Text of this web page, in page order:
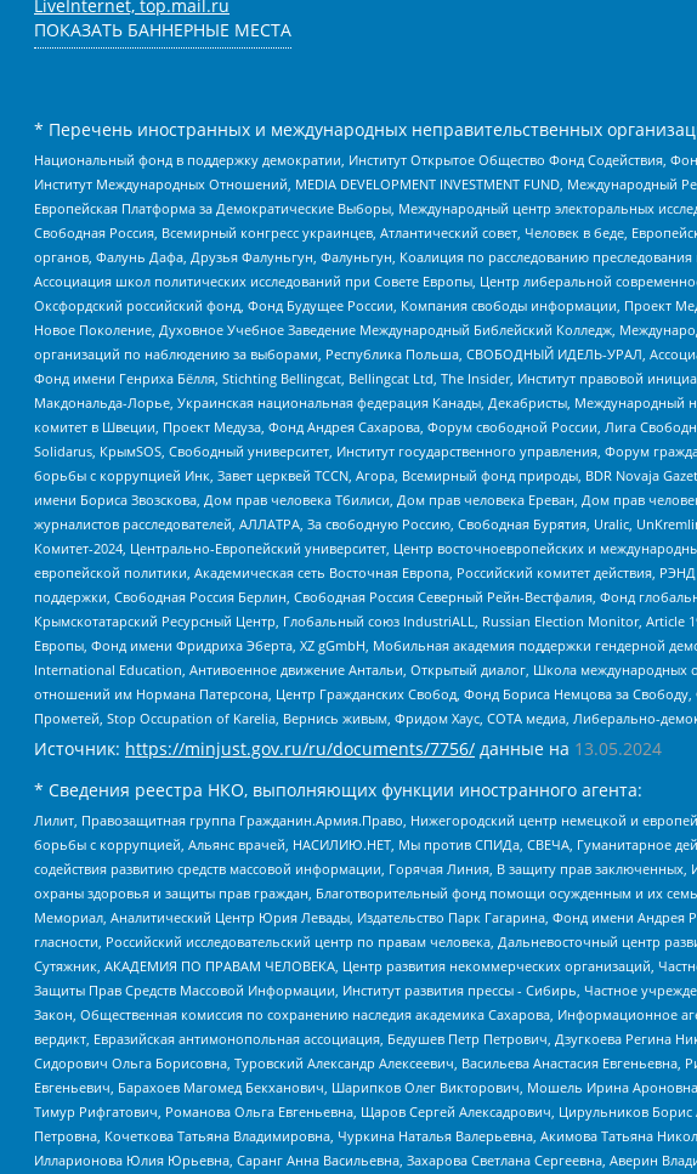
LiveInternet, top.mail.ru
ПОКАЗАТЬ БАННЕРНЫЕ МЕСТА
* Перечень иностранных и международных неправительственных
Национальный фонд в поддержку демократии, Институт Открытое Общество Фонд Содействия,
Институт Международных Отношений, MEDIA DEVELOPMENT INVESTMENT FUND, Международный
Европейская Платформа за Демократические Выборы, Международный центр электоральных
Свободная Россия, Всемирный конгресс украинцев, Атлантический совет, Человек в беде,
органов, Фалунь Дафа, Друзья Фалуньгун, Фалуньгун, Коалиция по расследованию
Ассоциация школ политических исследований при Совете Европы, Центр либеральной
Оксфордский российский фонд, Фонд Будущее России, Компания свободы информации, Проект
Новое Поколение, Духовное Учебное Заведение Международный Библейский Колледж,
организаций по наблюдению за выборами, Республика Польша, СВОБОДНЫЙ ИДЕЛЬ-УРАЛ,
Фонд имени Генриха Бёлля, Stichting Bellingcat, Bellingcat Ltd, The Insider, Институт правовой
Макдональда-Лорье, Украинская национальная федерация Канады, Декабристы, Международный
комитет в Швеции, Проект Медуза, Фонд Андрея Сахарова, Форум свободной России, Лига
Solidarus, КрымSOS, Свободный университет, Институт государственного управления, Форум
борьбы с коррупцией Инк, Завет церквей TCCN, Агора, Всемирный фонд природы, BDR Novaja
имени Бориса Звозскова, Дом прав человека Тбилиси, Дом прав человека Ереван, Дом прав
журналистов расследователей, АЛЛАТРА, За свободную Россию, Свободная Бурятия, Uralic,
Комитет-2024, Центрально-Европейский университет, Центр восточноевропейских и
европейской политики, Академическая сеть Восточная Европа, Российский комитет действия,
поддержки, Свободная Россия Берлин, Свободная Россия Северный Рейн-Вестфалия, Фонд
Крымскотатарский Ресурсный Центр, Глобальный союз IndustriALL, Russian Election Monitor,
Европы, Фонд имени Фридриха Эберта, XZ gGmbH, Мобильная академия поддержки гендерной
International Education, Антивоенное движение Антальи, Открытый диалог, Школа
отношений им Нормана Патерсона, Центр Гражданских Свобод, Фонд Бориса Немцова за
Прометей, Stop Occupation of Karelia, Вернись живым, Фридом Хаус, СОТА медиа, Либерально-
Источник: https://minjust.gov.ru/ru/documents/7756/ данные на 13.05.2024
* Сведения реестра НКО, выполняющих функции иностранного агента:
Лилит, Правозащитная группа Гражданин.Армия.Право, Нижегородский центр немецкой и
борьбы с коррупцией, Альянс врачей, НАСИЛИЮ.НЕТ, Мы против СПИДа, СВЕЧА, Гуманитарное
содействия развитию средств массовой информации, Горячая Линия, В защиту прав
охраны здоровья и защиты прав граждан, Благотворительный фонд помощи осужденным и их
Мемориал, Аналитический Центр Юрия Левады, Издательство Парк Гагарина, Фонд имени
гласности, Российский исследовательский центр по правам человека, Дальневосточный центр
Сутяжник, АКАДЕМИЯ ПО ПРАВАМ ЧЕЛОВЕКА, Центр развития некоммерческих организаций,
Защиты Прав Средств Массовой Информации, Институт развития прессы - Сибирь, Частное
Закон, Общественная комиссия по сохранению наследия академика Сахарова, Информационное
вердикт, Евразийская антимонопольная ассоциация, Бедушев Петр Петрович, Дзугкоева
Сидорович Ольга Борисовна, Туровский Александр Алексеевич, Васильева Анастасия
Евгеньевич, Барахоев Магомед Бекханович, Шарипков Олег Викторович, Мошель Ирина
Тимур Рифгатович, Романова Ольга Евгеньевна, Щаров Сергей Алексадрович, Цирульников
Петровна, Кочеткова Татьяна Владимировна, Чуркина Наталья Валерьевна, Акимова Татьяна
Илларионова Юлия Юрьевна, Саранг Анна Васильевна, Захарова Светлана Сергеевна, Аверин